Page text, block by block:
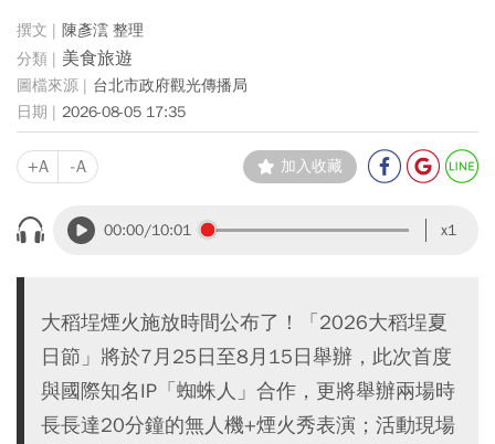
陳彥澐 整理
美食旅遊
台北市政府觀光傳播局
2026-08-05 17:35
+A -A 加入收藏
00:00/10:01 x1
大稻埕煙火施放時間公布了！「2026大稻埕夏
日節」將於7月25日至8月15日舉辦，此次首度
與國際知名IP「蜘蛛人」合作，更將舉辦兩場時
長長達20分鐘的無人機+煙火秀表演；活動現場